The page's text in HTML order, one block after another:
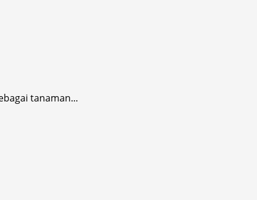
tanaman...